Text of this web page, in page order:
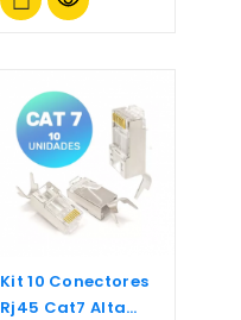
Kit 10 Conectores
Rj45 Cat7 Alta